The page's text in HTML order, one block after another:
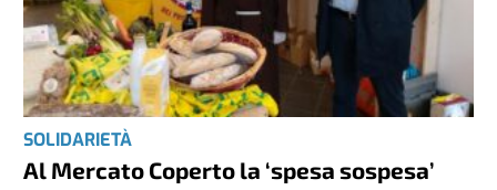
SOLIDARIETÀ
Al Mercato Coperto la ‘spesa sospesa’